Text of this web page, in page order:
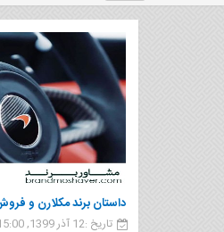
داستان برند مکلارن و
تاریخ :12 آذر 1399, 15:00